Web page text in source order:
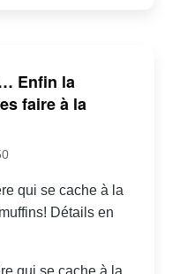
Enfin la
faire à la
qui se cache à la
Détails en
qui se cache à la